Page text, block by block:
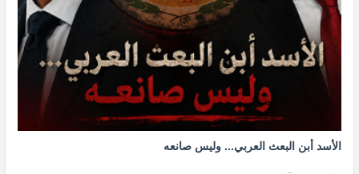
الأسد أبن البعث العربي... وليس صانعه